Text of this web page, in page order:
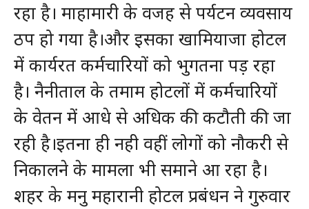
रहा है। माहामारी के वजह से पर्यटन व्यवसाय
ठप हो गया है।और इसका खामियाजा होटल
में कार्यरत कर्मचारियों को भुगतना पड़ रहा
है। नैनीताल के तमाम होटलों में कर्मचारियों
के वेतन में आधे से अधिक की कटौती की जा
रही है।इतना ही नही वहीं लोगों को नौकरी से
निकालने के मामला भी समाने आ रहा है।
शहर के मनु महारानी होटल प्रबंधन ने गुरुवार